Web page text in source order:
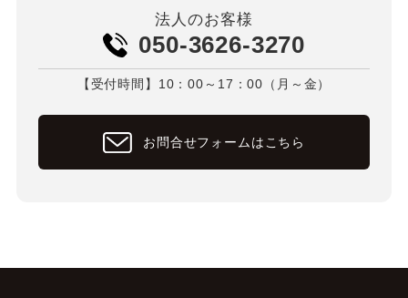
法人のお客様
050-3626-3270
【受付時間】10：00～17：00（月～金）
お問合せフォームはこちら